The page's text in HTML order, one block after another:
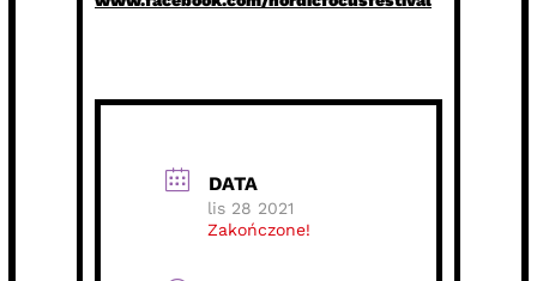
DATA
lis 28 2021
Zakończone!